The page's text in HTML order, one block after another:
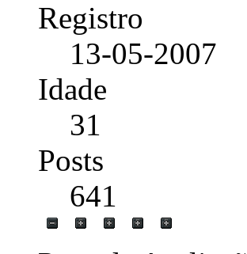
Registro
13-05-2007
Idade
31
Posts
641